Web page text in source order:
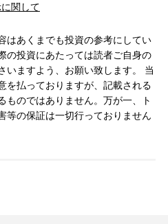
関して
はあくまでも投資の参考にしてい
の投資にあたっては読者ご自身の
いますよう、お願い致します。 当
を払っておりますが、記載される
ものではありません。万が一、ト
等の保証は一切行っておりません